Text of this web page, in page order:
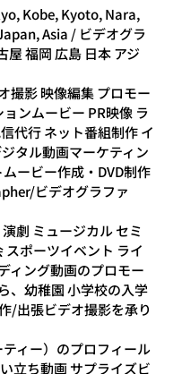
Kobe, Kyoto, Nara,
Asia / ビデオグラ
屋 福岡 広島 日本 アジ
撮影 映像編集 プロモー
ンムービー PR映像 ラ
代行 ネット番組制作 イ
タル動画マーケティン
ービー作成・DVD制作
ビデオグラファ
劇 ミュージカル セミ
スポーツイベント ライ
ィング動画のプロモー
、幼稚園 小学校の入学
/出張ビデオ撮影を承り
ィー）のプロフィール
立ち動画 サプライズビ